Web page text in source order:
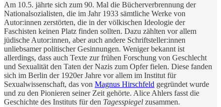
Am 10.5. jährte sich zum 90. Mal die Bücherverbrennung der
Nationalsozialisten, die im Jahr 1933 sämtliche Werke von
Autor:innen zerstörten, die in der völkischen Ideologie der
Faschisten keinen Platz finden sollten. Dazu zählten vor allem
jüdische Autor:innen, aber auch andere Schriftsteller:innen
unliebsamer politischer Gesinnungen. Weniger bekannt ist
allerdings, dass auch Texte zur frühen Forschung von Geschlecht
und Sexualität den Taten der Nazis zum Opfer fielen. Diese fanden
sich im Berlin der 1920er Jahre vor allem im Institut für
Sexualwissenschaft, das von Magnus Hirschfeld gegründet wurde
und zu den Pionieren seiner Zeit gehörte. Alice Ahlers fasst die
Geschichte des Instituts für den Tagesspiegel zusammen.